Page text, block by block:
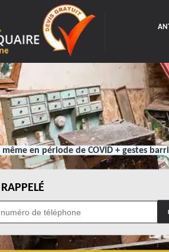
en période de COVID + gestes